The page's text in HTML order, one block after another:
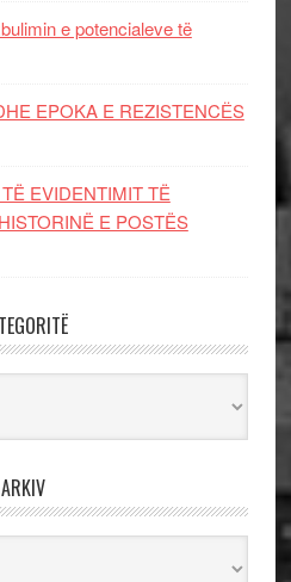
e potencialeve të
EPOKA E REZISTENCЁS
EVIDENTIMIT TË
E POSTËS
ARKIV